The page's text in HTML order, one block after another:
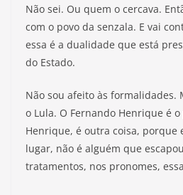
Não sei. Ou quem o cercava.
com o povo da senzala. E vai
essa é a dualidade que está
do Estado.
Não sou afeito às formalidades.
o Lula. O Fernando Henrique é
Henrique, é outra coisa, porque
lugar, não é alguém que
tratamentos, nos pronomes,